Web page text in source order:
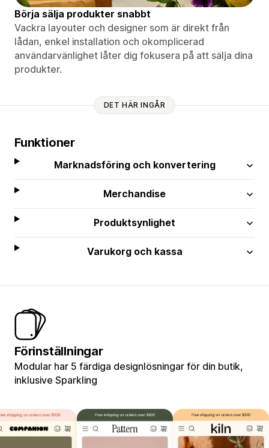
Börja sälja produkter snabbt
Vackra layouter och designer som är direkt från
lådan, enkel installation och okomplicerad
användarvänlighet låter dig fokusera på att sälja dina
produkter.
DET HÄR INGÅR
Funktioner
Marknadsföring och konvertering
Merchandise
Produktsynlighet
Varukorg och kassa
Förinställningar
Modular har 5 färdiga designlösningar för din butik,
inklusive Sparkling